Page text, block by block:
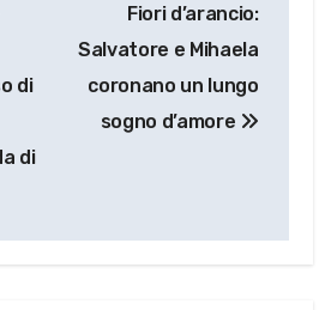
di
di
Fiori d’arancio:
Salvatore e Mihaela
coronano un lungo
sogno d’amore